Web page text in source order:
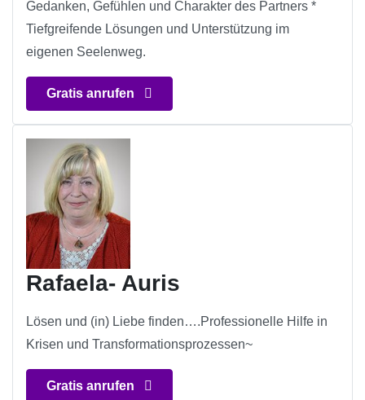
Gedanken, Gefühlen und Charakter des Partners *
Tiefgreifende Lösungen und Unterstützung im
eigenen Seelenweg.
Gratis anrufen
Rafaela- Auris
Lösen und (in) Liebe finden….Professionelle Hilfe in
Krisen und Transformationsprozessen~
Gratis anrufen